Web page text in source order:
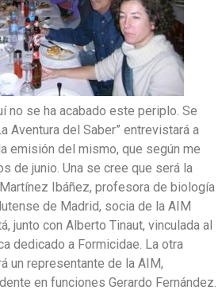
no se ha acabado este periplo. Se
Aventura del Saber” entrevistará a
emisión del mismo, que según me
de junio. Una se cree que será la
Ibáñez, profesora de biología
de Madrid, socia de la AIM
junto con Alberto Tinaut, vinculada al
dedicado a Formicidae. La otra
un representante de la AIM,
en funciones Gerardo Fernández.